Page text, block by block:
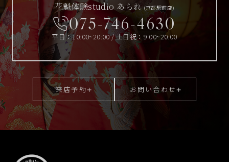
花魁体験studio あられ (京都駅前店)
075-746-4630
平日：10:00~20:00 / 土日祝：9:00~20:00
来店予約 お問い合わせ